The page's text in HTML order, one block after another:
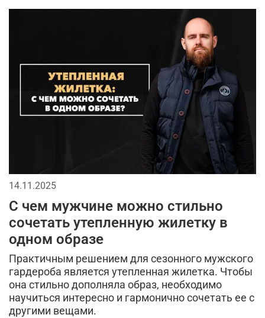
мужскаая мода
тактические перчатки бейсболки спорт
мужской лонгслив
городской стиль
мужская футболка
брюки длинная куртка
тренды в мужской одежде
камуфляжная куртка
кэжуал или уличный милитари
милитари аксессуары универсальные футболки
14.11.2025
С чем мужчине можно стильно
сочетать утепленную жилетку в
одном образе
Практичным решением для сезонного мужского
гардероба является утепленная жилетка. Чтобы
она стильно дополняла образ, необходимо
научиться интересно и гармонично сочетать ее с
другими вещами.